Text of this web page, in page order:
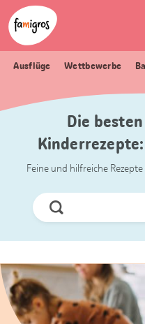
Sprungmarken
Navigation
Header
Logo
Ausflüge Wettbewerbe
Die
Feine und hilfreiche
Jetzt
Suchen